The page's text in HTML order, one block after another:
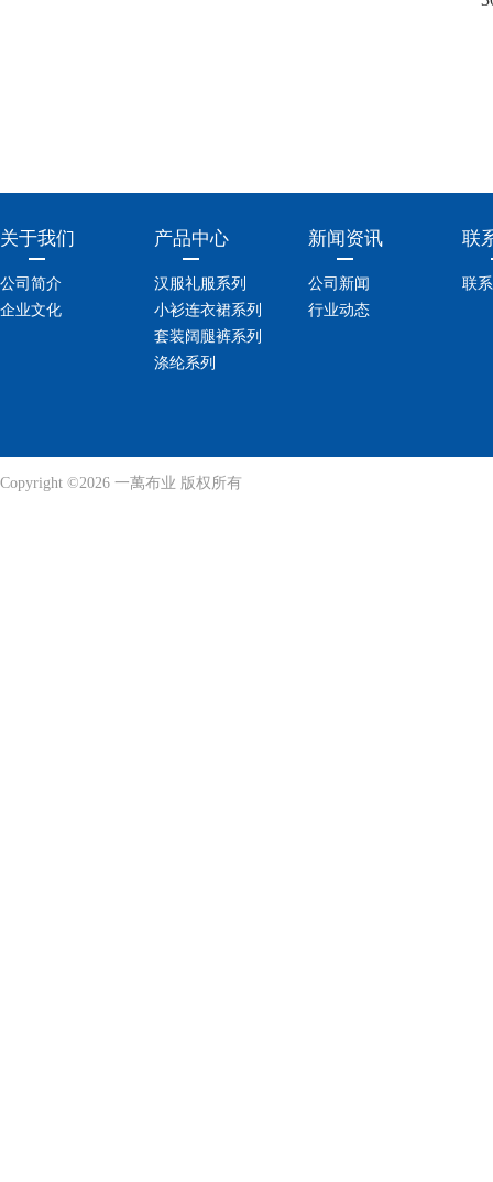
关于我们
公司简介
企业文化
产品中心
汉服礼服系列
小衫连衣裙系列
套装阔腿裤系列
涤纶系列
新闻资讯
公司新闻
行业动态
联
联
Copyright ©2026 一萬布业 版权所有